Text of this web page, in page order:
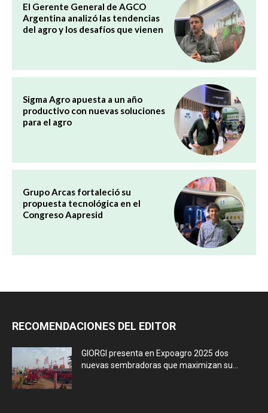
El Gerente General de AGCO
Argentina analizó las tendencias
del agro y los desafíos que vienen
Sigma Agro apuesta a un año
productivo con nuevas soluciones
para el agro
Grupo Arcas fortaleció su
propuesta tecnológica en el
Congreso Aapresid
RECOMENDACIONES DEL EDITOR
GIORGI presenta en Expoagro 2025 dos
nuevas sembradoras que maximizan su...